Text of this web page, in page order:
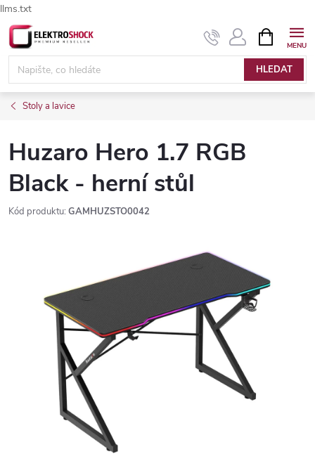
llms.txt
Přejít
na
obsah
HLEDAT
NÁKUPNÍ
KOŠÍK
Stoly a lavice
Huzaro Hero 1.7 RGB
Black - herní stůl
Kód produktu: GAMHUZSTO0042
Elektroshock.cz - Chat